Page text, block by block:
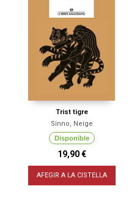
Trist tigre
Sinno, Neige
Disponible
19,90 €
AFEGIR A LA CISTELLA